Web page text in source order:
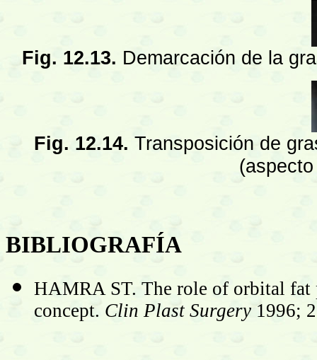
Fig. 12.13. Demarcación de la
Fig. 12.14. Transposición de
BIBLIOGRAFÍA
HAMRA ST. The role of orbital fat
concept. Clin Plast Surgery 1996;